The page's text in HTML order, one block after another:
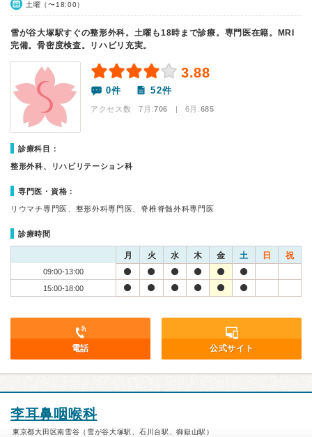
土曜（〜18:00）
雪が谷大塚駅すぐの整形外科。土曜も18時まで診療。専門医在籍。MRI
完備。骨密度検査。リハビリ充実。
3.88
0件 52件
アクセス数 7月:706 | 6月:685
診療科目：
整形外科、リハビリテーション科
専門医・資格：
リウマチ専門医、整形外科専門医、脊椎脊髄外科専門医
診療時間
月 火 水 木 金 土 日 祝
09:00-13:00
15:00-18:00
電話 公式サイト
李耳鼻咽喉科
東京都大田区南雪谷（雪が谷大塚駅、石川台駅、御嶽山駅）